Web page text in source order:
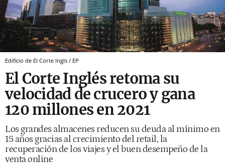
Edificio de El Corte Ingls / EP
El Corte Inglés retoma su
velocidad de crucero y gana
120 millones en 2021
Los grandes almacenes reducen su deuda al mínimo en
15 años gracias al crecimiento del retail, la
recuperación de los viajes y el buen desempeño de la
venta online